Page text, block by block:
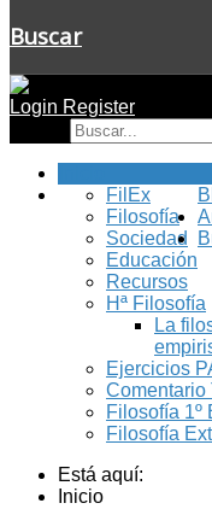
Buscar
Login Register
FilEx
Filosofía
Sociedad
Educación
Recursos
Hª Filosofía
La
Ejercicios
Comentario
Filosofía 1º
Filosofía
Está aquí:
Inicio